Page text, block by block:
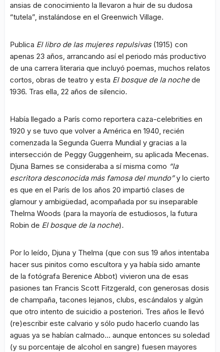
ansias de conocimiento la llevaron a huir de su dudosa
“tutela”, instalándose en el Greenwich Village.
Publica El libro de las mujeres repulsivas(1915) con
apenas 23 años, arrancando así el periodo más productivo
de una carrera literaria que incluyó poemas, muchos relatos
cortos, obras de teatro y esta El bosque de la nochede
1936. Tras ella, 22 años de silencio.
Había llegado a París como reportera caza-celebrities en
1920 y se tuvo que volver a América en 1940, recién
comenzada la Segunda Guerra Mundial y gracias a la
intersección de Peggy Guggenheim, su aplicada Mecenas.
Djuna Barnes se consideraba a sí misma como “la
escritora desconocida más famosa del mundo”y lo cierto
es que en el París de los años 20 impartió clases de
glamour y ambigüedad, acompañada por su inseparable
Thelma Woods (para la mayoría de estudiosos, la futura
Robin de El bosque de la noche).
Por lo leído, Djuna y Thelma (que con sus 19 años intentaba
hacer sus pinitos como escultora y ya había sido amante
de la fotógrafa Berenice Abbot) vivieron una de esas
pasiones tan Francis Scott Fitzgerald, con generosas dosis
de champaña, tacones lejanos, clubs, escándalos y algún
que otro intento de suicidio a posteriori. Tres años le llevó
(re)escribir este calvario y sólo pudo hacerlo cuando las
aguas ya se habían calmado… aunque entonces su soledad
(y su porcentaje de alcohol en sangre) fuesen mayores